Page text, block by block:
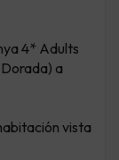
4* Adults
a
vista